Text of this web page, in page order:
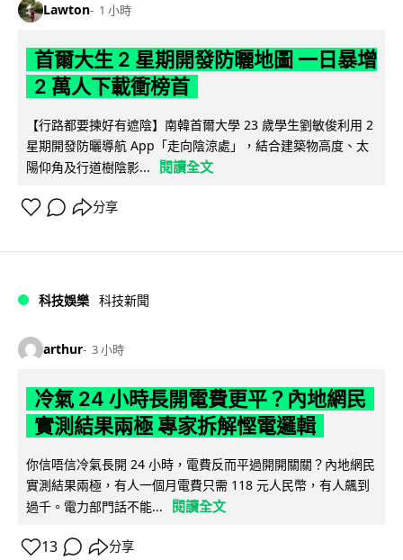
Lawton 1 小時
首爾大生 2 星期開發防曬地圖 一日暴增
2 萬人下載衝榜首
【行路都要揀好有遮陰】南韓首爾大學 23 歲學生劉敏俊利用 2
星期開發防曬導航 App「走向陰涼處」，結合建築物高度、太
陽仰角及行道樹陰影...
閱讀全文
分享
科技娛樂 科技新聞
arthur 3 小時
冷氣 24 小時長開電費更平？內地網民
實測結果兩極 專家拆解慳電邏輯
你信唔信冷氣長開 24 小時，電費反而平過開開關關？內地網民
實測結果兩極，有人一個月電費只需 118 元人民幣，有人飆到
過千。電力部門話不能...
閱讀全文
13 分享